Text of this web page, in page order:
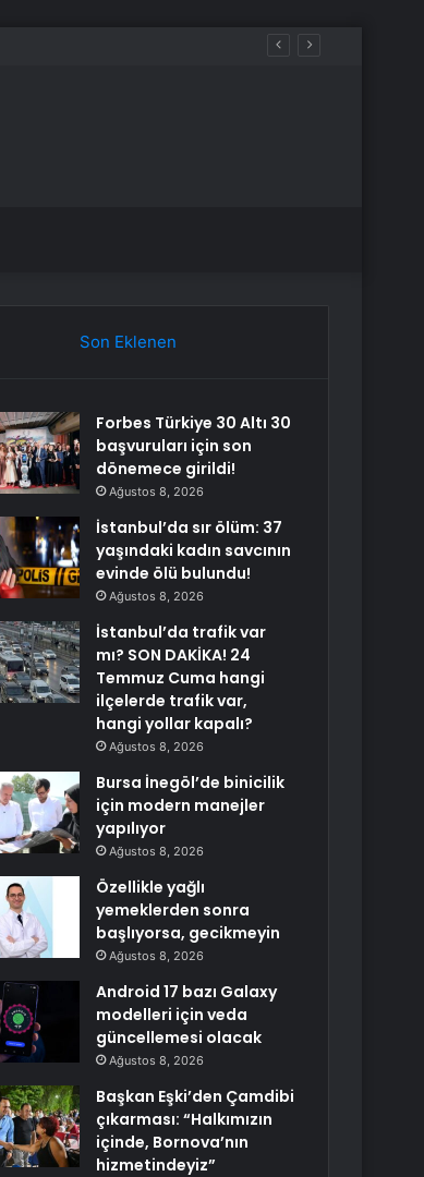
Son Eklenen
Forbes Türkiye 30 Altı 30
başvuruları için son
dönemece girildi!
Ağustos 8, 2026
İstanbul’da sır ölüm: 37
yaşındaki kadın savcının
evinde ölü bulundu!
Ağustos 8, 2026
İstanbul’da trafik var
mı? SON DAKİKA! 24
Temmuz Cuma hangi
ilçelerde trafik var,
hangi yollar kapalı?
Ağustos 8, 2026
Bursa İnegöl’de binicilik
için modern manejler
yapılıyor
Ağustos 8, 2026
Özellikle yağlı
yemeklerden sonra
başlıyorsa, gecikmeyin
Ağustos 8, 2026
Android 17 bazı Galaxy
modelleri için veda
güncellemesi olacak
Ağustos 8, 2026
Başkan Eşki’den Çamdibi
çıkarması: “Halkımızın
içinde, Bornova’nın
hizmetindeyiz”